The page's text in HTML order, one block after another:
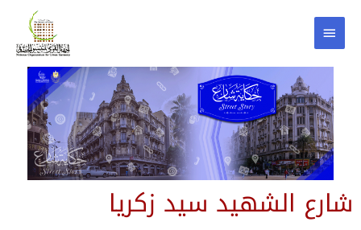
شارع الشهيد سيد زكريا